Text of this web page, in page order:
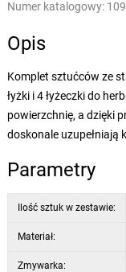
Numer katalogowy:
Opis
Komplet sztućców ze
łyżki i 4 łyżeczki do
powierzchnię, a dzięki
doskonale uzupełniają
Parametry
Ilość sztuk w zestawie:
Materiał:
Zmywarka: